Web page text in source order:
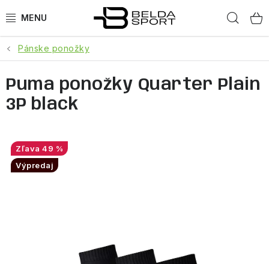
na
ŠPORTY
BEH
GOLDBERGH
OBLEČENIE
Pánske ponožky
Puma ponožky Quarter Plain
3P black
49 %
Výpredaj